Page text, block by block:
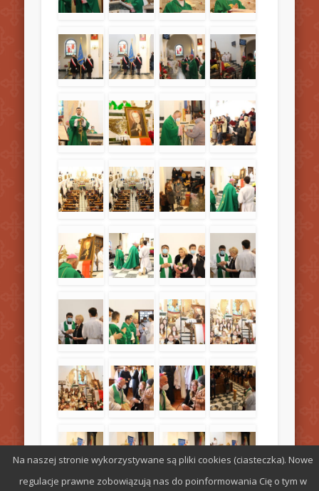
Na naszej stronie wykorzystywane są pliki cookies (ciasteczka). Nowe
regulacje prawne zobowiązują nas do poinformowania Cię o tym w